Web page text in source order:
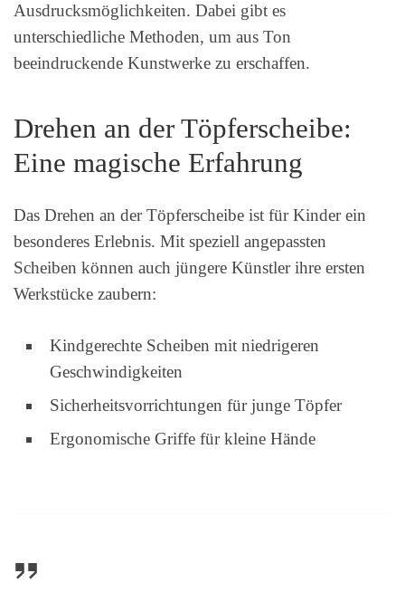
Ausdrucksmöglichkeiten. Dabei gibt es
unterschiedliche Methoden, um aus Ton
beeindruckende Kunstwerke zu erschaffen.
Drehen an der Töpferscheibe:
Eine magische Erfahrung
Das Drehen an der Töpferscheibe ist für Kinder ein
besonderes Erlebnis. Mit speziell angepassten
Scheiben können auch jüngere Künstler ihre ersten
Werkstücke zaubern:
Kindgerechte Scheiben mit niedrigeren
Geschwindigkeiten
Sicherheitsvorrichtungen für junge Töpfer
Ergonomische Griffe für kleine Hände